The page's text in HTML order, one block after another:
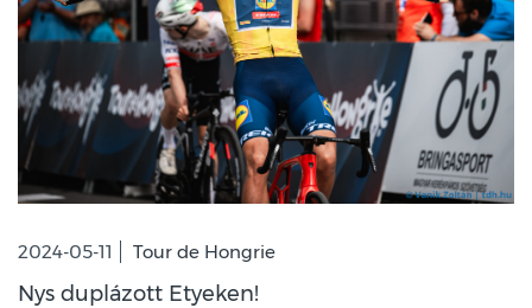
2024-05-11 Tour de Hongrie
Nys duplázott Etyeken!